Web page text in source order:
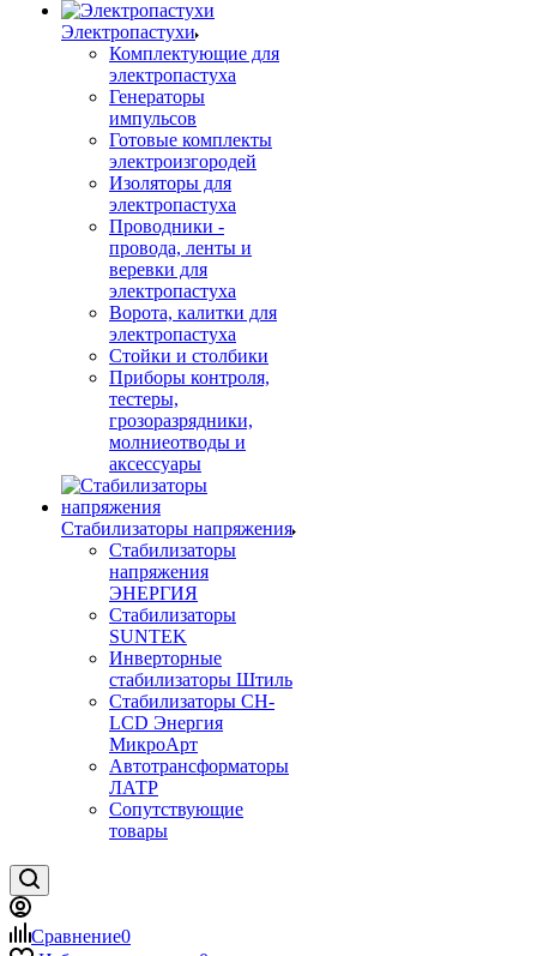
Электропастухи
Комплектующие для
электропастуха
Генераторы
импульсов
Готовые комплекты
электроизгородей
Изоляторы для
электропастуха
Проводники -
провода, ленты и
веревки для
электропастуха
Ворота, калитки для
электропастуха
Стойки и столбики
Приборы контроля,
тестеры,
грозоразрядники,
молниеотводы и
аксессуары
Стабилизаторы напряжения
Стабилизаторы
напряжения
ЭНЕРГИЯ
Стабилизаторы
SUNTEK
Инверторные
стабилизаторы Штиль
Стабилизаторы СН-
LCD Энepгия
МикроАрт
Автотрансформаторы
ЛАТР
Сопутствующие
товары
Сравнение0